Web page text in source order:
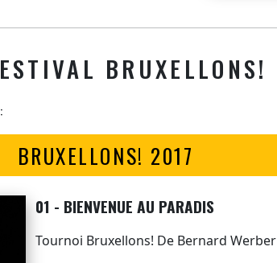
BRUXELLONS!
BRUXELLONS! 2017
01 - BIENVENUE AU PARADIS
Tournoi Bruxellons! De Bernard Werber